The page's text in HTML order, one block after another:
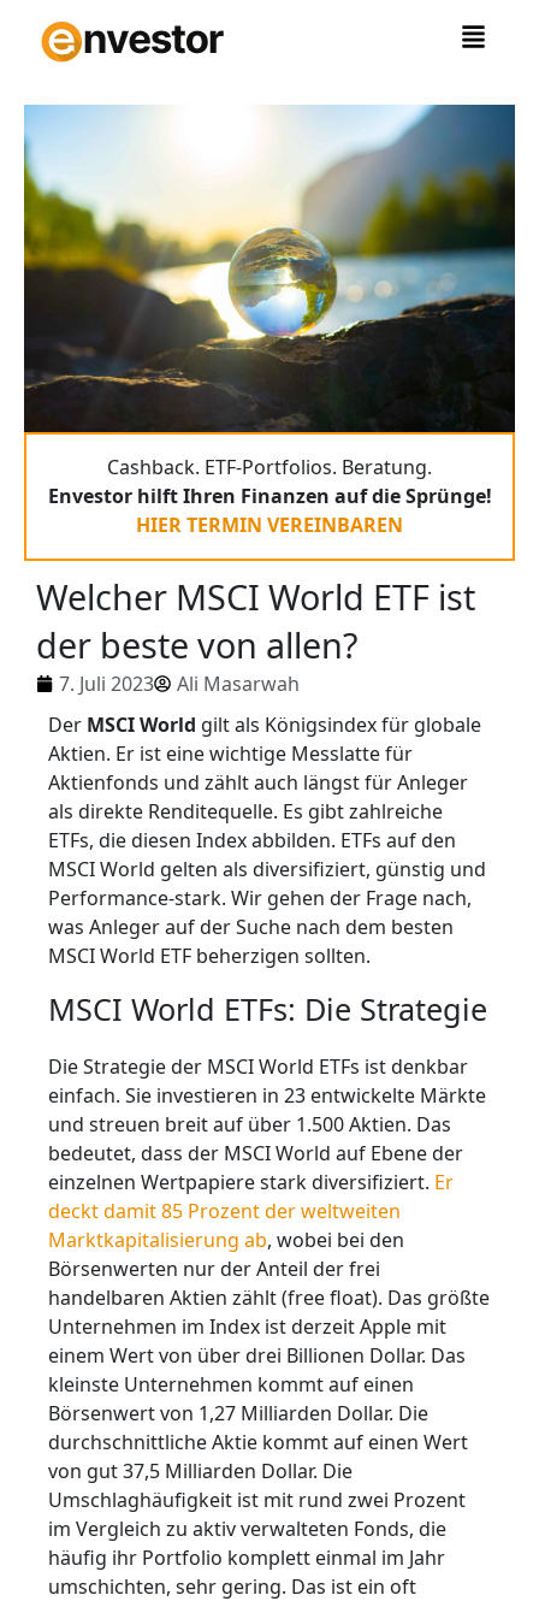
Inhalt
springen
Cashback. ETF-Portfolios. Beratung.
Envestor hilft Ihren Finanzen auf die Sprünge!
HIER TERMIN VEREINBAREN
Welcher MSCI World ETF ist
der beste von allen?
7. Juli 2023
Ali Masarwah
Der MSCI World gilt als Königsindex für globale
Aktien. Er ist eine wichtige Messlatte für
Aktienfonds und zählt auch längst für Anleger
als direkte Renditequelle. Es gibt zahlreiche
ETFs, die diesen Index abbilden. ETFs auf den
MSCI World gelten als diversifiziert, günstig und
Performance-stark. Wir gehen der Frage nach,
was Anleger auf der Suche nach dem besten
MSCI World ETF beherzigen sollten.
MSCI World ETFs: Die Strategie
Die Strategie der MSCI World ETFs ist denkbar
einfach. Sie investieren in 23 entwickelte Märkte
und streuen breit auf über 1.500 Aktien. Das
bedeutet, dass der MSCI World auf Ebene der
einzelnen Wertpapiere stark diversifiziert. Er
deckt damit 85 Prozent der weltweiten
Marktkapitalisierung ab, wobei bei den
Börsenwerten nur der Anteil der frei
handelbaren Aktien zählt (free float). Das größte
Unternehmen im Index ist derzeit Apple mit
einem Wert von über drei Billionen Dollar. Das
kleinste Unternehmen kommt auf einen
Börsenwert von 1,27 Milliarden Dollar. Die
durchschnittliche Aktie kommt auf einen Wert
von gut 37,5 Milliarden Dollar. Die
Umschlaghäufigkeit ist mit rund zwei Prozent
im Vergleich zu aktiv verwalteten Fonds, die
häufig ihr Portfolio komplett einmal im Jahr
umschichten, sehr gering. Das ist ein oft